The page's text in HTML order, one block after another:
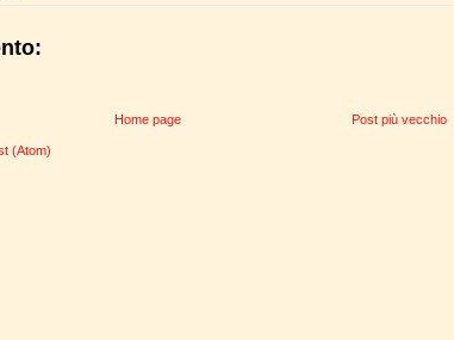
Post più vecchio
Home page
(Atom)